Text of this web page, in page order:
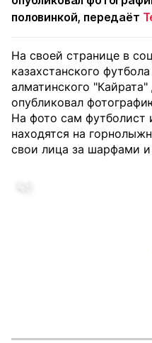
половинкой, передаёт
На своей странице в
казахстанского
алматинского
опубликовал
На фото сам футболист
находятся на
свои лица за шарфами